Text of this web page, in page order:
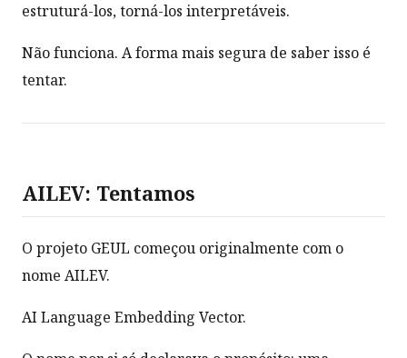
estruturá-los, torná-los interpretáveis.
Não funciona. A forma mais segura de saber isso é
tentar.
AILEV: Tentamos
O projeto GEUL começou originalmente com o
nome AILEV.
AI Language Embedding Vector.